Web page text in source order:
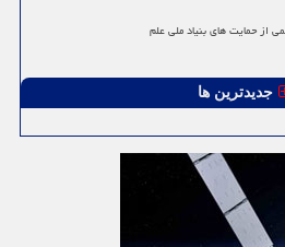
از حمایت های بنیاد ملی علم
جدیدترین ها